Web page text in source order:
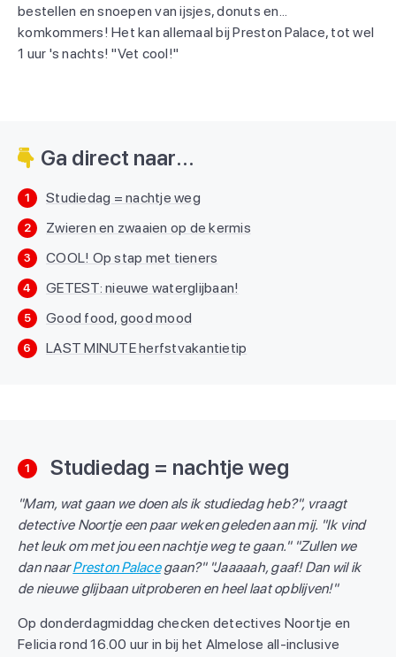
bestellen en snoepen van ijsjes, donuts en...
komkommers! Het kan allemaal bij Preston Palace, tot wel
1 uur 's nachts! "Vet cool!"
Ga direct naar...
1 Studiedag = nachtje weg
2 Zwieren en zwaaien op de kermis
3 COOL! Op stap met tieners
4 GETEST: nieuwe waterglijbaan!
5 Good food, good mood
6 LAST MINUTE herfstvakantietip
1 Studiedag = nachtje weg
"Mam, wat gaan we doen als ik studiedag heb?", vraagt
detective Noortje een paar weken geleden aan mij. "Ik vind
het leuk om met jou een nachtje weg te gaan." "Zullen we
dan naarPreston Palacegaan?" "Jaaaaah, gaaf! Dan wil ik
de nieuwe glijbaan uitproberen en heel laat opblijven!"
Op donderdagmiddag checken detectives Noortje en
Felicia rond 16.00 uur in bij het Almelose all-inclusive